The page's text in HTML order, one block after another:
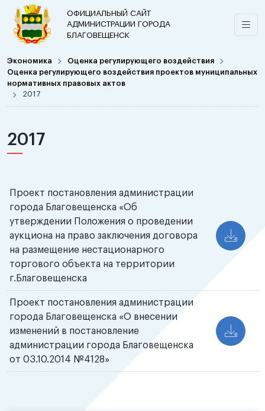
ОФИЦИАЛЬНЫЙ САЙТ
АДМИНИСТРАЦИИ ГОРОДА
БЛАГОВЕЩЕНСК
Экономика
Оценка регулирующего воздействия
Оценка регулирующего воздействия проектов муниципальных
нормативных правовых актов
2017
2017
Проект постановления администрации
города Благовещенска «Об
утверждении Положения о проведении
аукциона на право заключения договора
на размещение нестационарного
торгового объекта на территории
г.Благовещенска
Проект постановления администрации
города Благовещенска «О внесении
изменений в постановление
администрации города Благовещенска
от 03.10.2014 №4128»